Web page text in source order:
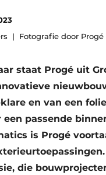
Fotografie door Progé
staat Progé uit
en van een
een passende
is Progé
die